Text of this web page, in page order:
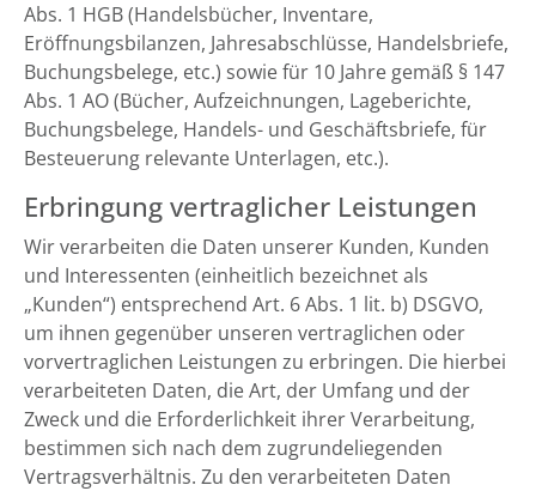
Abs. 1 HGB (Handelsbücher, Inventare,
Eröffnungsbilanzen, Jahresabschlüsse, Handelsbriefe,
Buchungsbelege, etc.) sowie für 10 Jahre gemäß § 147
Abs. 1 AO (Bücher, Aufzeichnungen, Lageberichte,
Buchungsbelege, Handels- und Geschäftsbriefe, für
Besteuerung relevante Unterlagen, etc.).
Erbringung vertraglicher Leistungen
Wir verarbeiten die Daten unserer Kunden, Kunden
und Interessenten (einheitlich bezeichnet als
„Kunden“) entsprechend Art. 6 Abs. 1 lit. b) DSGVO,
um ihnen gegenüber unseren vertraglichen oder
vorvertraglichen Leistungen zu erbringen. Die hierbei
verarbeiteten Daten, die Art, der Umfang und der
Zweck und die Erforderlichkeit ihrer Verarbeitung,
bestimmen sich nach dem zugrundeliegenden
Vertragsverhältnis. Zu den verarbeiteten Daten